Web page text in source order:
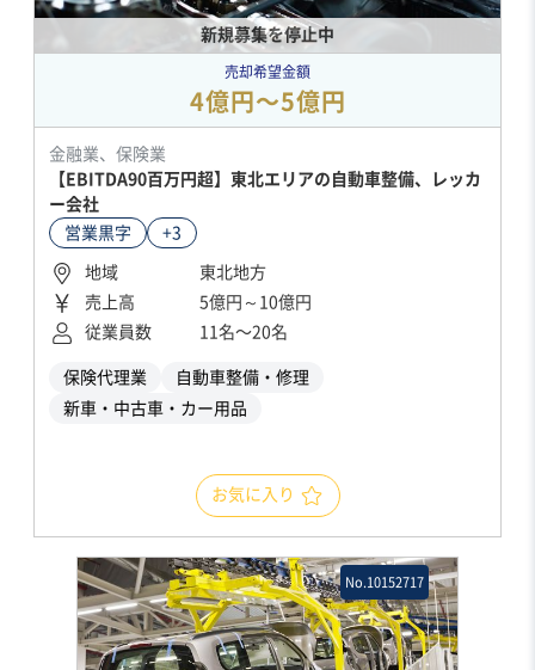
新規募集を停止中
売却希望金額
4億円〜5億円
金融業、保険業
【EBITDA90百万円超】東北エリアの自動車整備、レッカ
ー会社
営業黒字
+3
地域
東北地方
売上高
5億円～10億円
従業員数
11名〜20名
保険代理業
自動車整備・修理
新車・中古車・カー用品
お気に入り
No.10152717